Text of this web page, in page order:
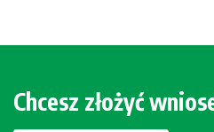
Chcesz złożyć